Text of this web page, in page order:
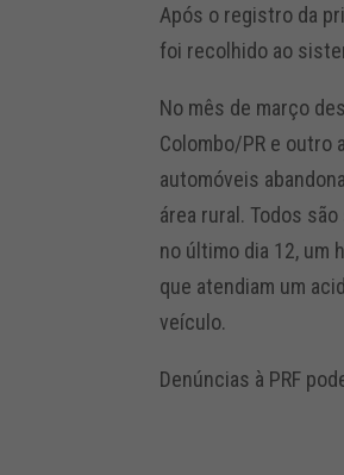
Após o registro da
foi recolhido ao
No mês de março
Colombo/PR e outro
automóveis
área rural. Todos
no último dia 12, um
que atendiam um
veículo.
Denúncias à PRF